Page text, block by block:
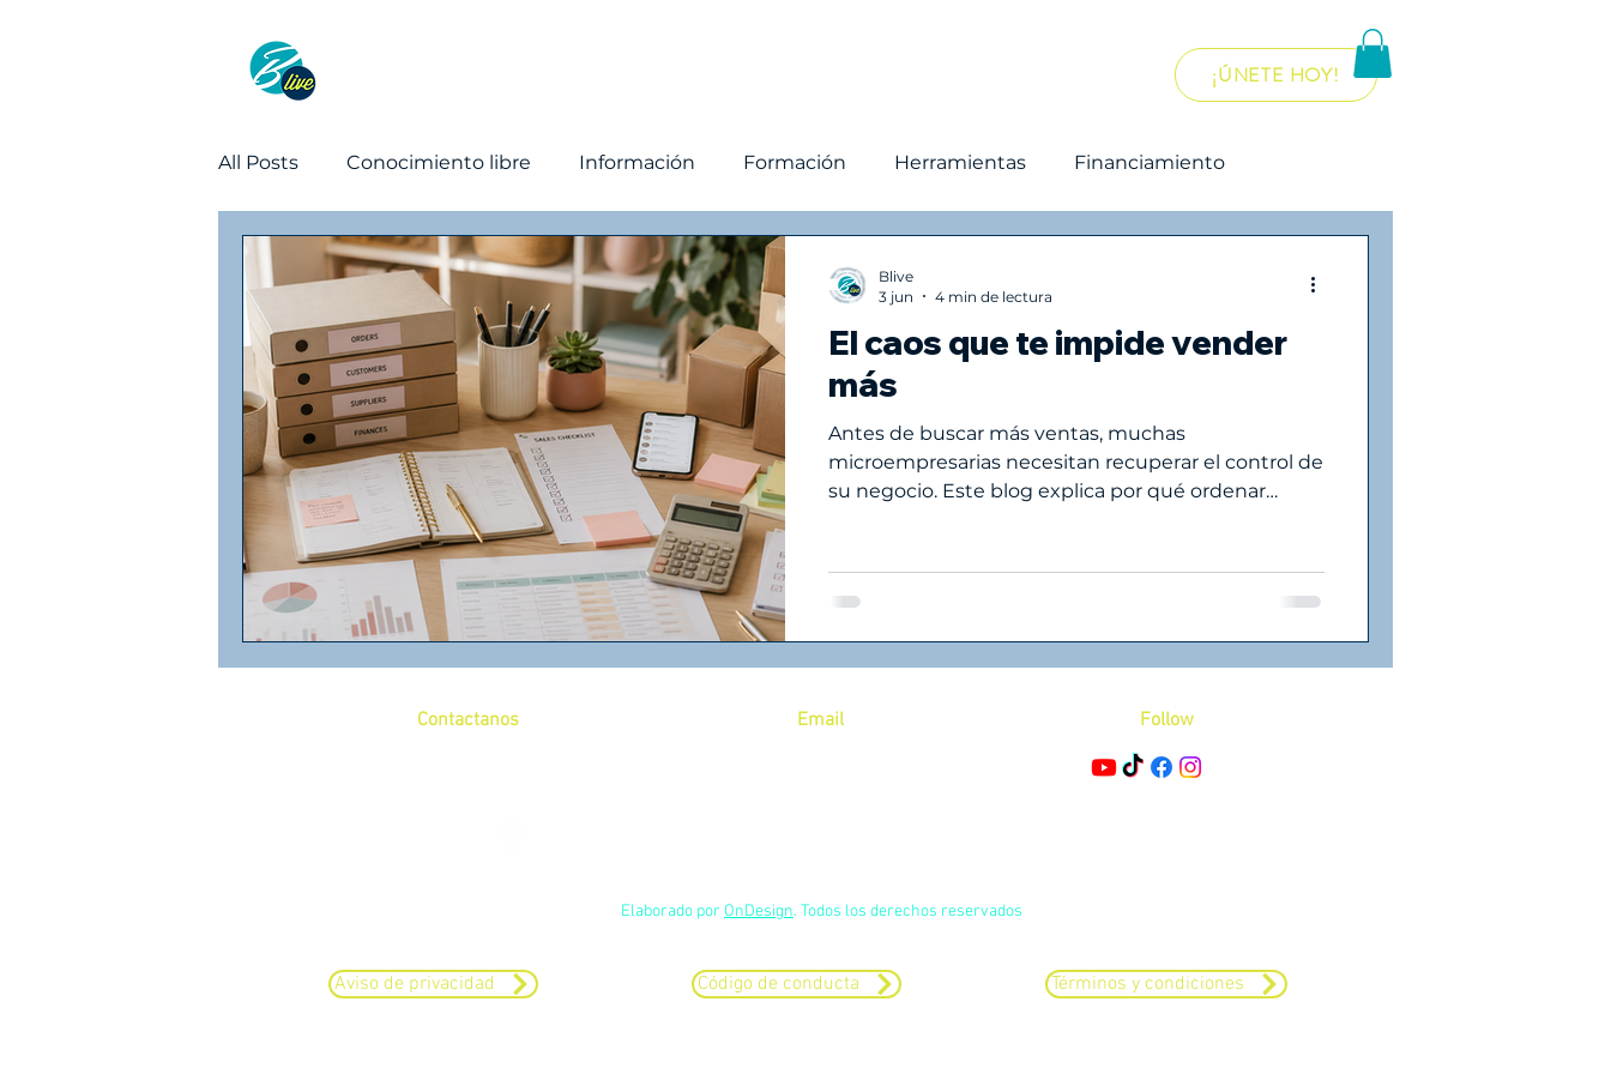
¡ÚNETE HOY!
All Posts Conocimiento libre Información Formación Herramientas Financiamiento
Ventas Organización y gestión Organización
Productividad Organización de negocio Seguimiento Gestión de clientes
El caos que te impide vender
más
Antes de buscar más ventas, muchas
microempresarias necesitan recuperar el control de
su negocio. Este blog explica por qué ordenar
estructura más sostenible antes de escalar.
Blive
3 jun
4 min de lectura
Contactanos Email Follow
Elaborado por OnDesign. Todos los derechos reservados
Aviso de privacidad Código de conducta Términos y condiciones